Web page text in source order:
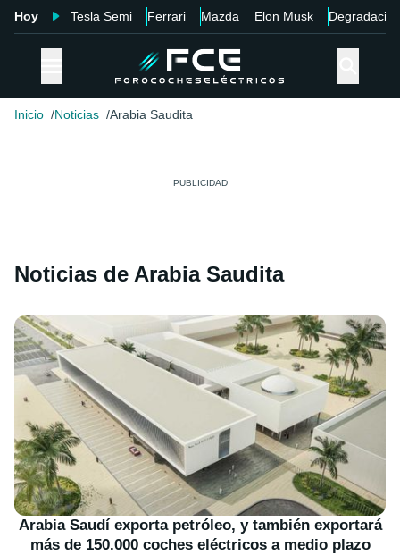
Hoy Tesla Semi Ferrari Mazda Elon Musk Degradación
Inicio Noticias Arabia Saudita
Noticias de Arabia Saudita
Arabia Saudí exporta petróleo, y también exportará
más de 150.000 coches eléctricos a medio plazo